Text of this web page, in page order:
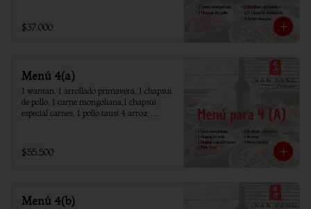
$37.000
Menú 4(a)
1 wantan, 1 arrollado primavera, 1 chapsui
de pollo, 1 carne mongoliana,1 chapsui
especial carnes, 1 pollo tausi 4 arroz
$55.500
Menú 4(b)